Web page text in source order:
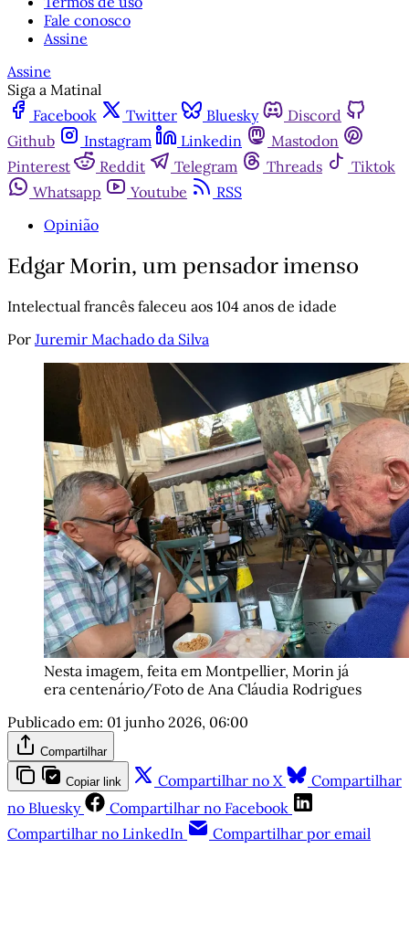
Fale conosco
Assine
Assine
Siga a Matinal
Facebook
Twitter Bluesky
Discord
Github
Instagram Linkedin
Mastodon
Pinterest
Reddit Telegram Threads
Tiktok
Whatsapp
Youtube
RSS
Opinião
Edgar Morin, um pensador imenso
Intelectual francês faleceu aos 104 anos de idade
Por Juremir Machado da Silva
Nesta imagem, feita em Montpellier, Morin já
era centenário/Foto de Ana Cláudia Rodrigues
Publicado em: 01 junho 2026, 06:00
Compartilhar
Copiar link Compartilhar no X
Compartilhar
no Bluesky
Compartilhar no Facebook
Compartilhar no LinkedIn
Compartilhar por email